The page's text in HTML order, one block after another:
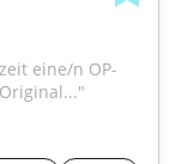
eine/n OP-